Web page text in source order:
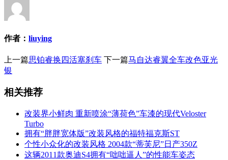
作者： liuying
上一篇思铂睿换四活塞刹车 下一篇马自达睿翼全车改色亚光
银
相关推荐
改装界小鲜肉 重新喷涂“薄荷色”车漆的现代Veloster
Turbo
拥有“胖胖宽体版”改装风格的福特福克斯ST
个性小众化的改装风格 2004款“蒂芙尼”日产350Z
这辆2011款奥迪S4拥有“咄咄逼人”的性能车姿态